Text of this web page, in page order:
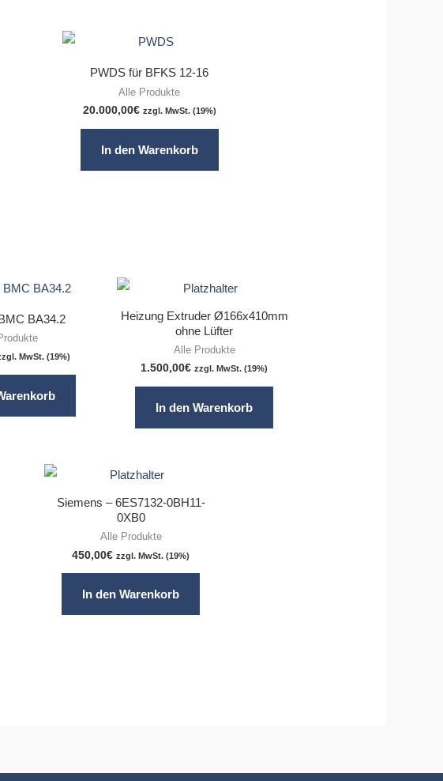
PWDS für BFKS 12-16
Alle Produkte
20.000,00€ zzgl. MwSt. (19%)
In den Warenkorb
BA34.2
MwSt. (19%)
Heizung Extruder Ø166x410mm
ohne Lüfter
Alle Produkte
1.500,00€ zzgl. MwSt. (19%)
In den Warenkorb
Siemens – 6ES7132-0BH11-
0XB0
Alle Produkte
450,00€ zzgl. MwSt. (19%)
In den Warenkorb